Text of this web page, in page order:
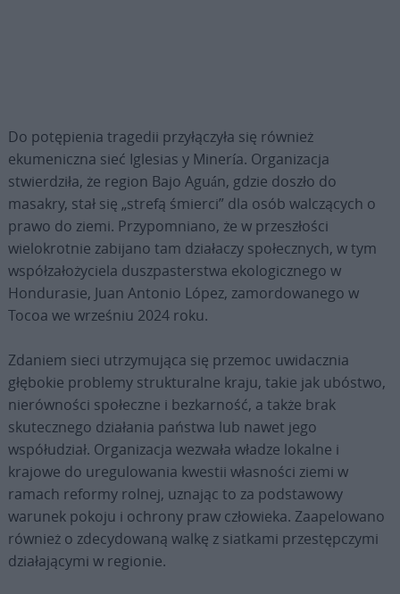
Do potępienia tragedii przyłączyła się również
ekumeniczna sieć Iglesias y Minería. Organizacja
stwierdziła, że region Bajo Aguán, gdzie doszło do
masakry, stał się „strefą śmierci” dla osób walczących o
prawo do ziemi. Przypomniano, że w przeszłości
wielokrotnie zabijano tam działaczy społecznych, w tym
współzałożyciela duszpasterstwa ekologicznego w
Hondurasie, Juan Antonio López, zamordowanego w
Tocoa we wrześniu 2024 roku.
Zdaniem sieci utrzymująca się przemoc uwidacznia
głębokie problemy strukturalne kraju, takie jak ubóstwo,
nierówności społeczne i bezkarność, a także brak
skutecznego działania państwa lub nawet jego
współudział. Organizacja wezwała władze lokalne i
krajowe do uregulowania kwestii własności ziemi w
ramach reformy rolnej, uznając to za podstawowy
warunek pokoju i ochrony praw człowieka. Zaapelowano
również o zdecydowaną walkę z siatkami przestępczymi
działającymi w regionie.